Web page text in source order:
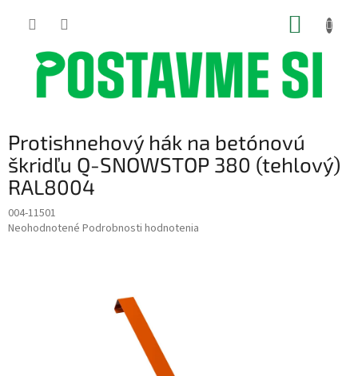
Protishnehový hák na betónovú
škridľu Q-SNOWSTOP 380 (tehlový)
RAL8004
004-11501
Priemerné
Neohodnotené Podrobnosti hodnotenia